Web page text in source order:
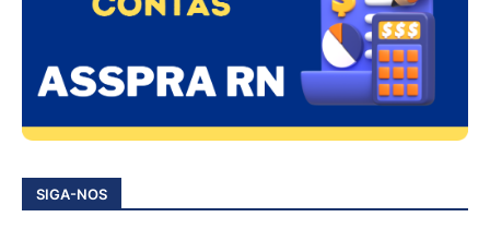
SIGA-NOS